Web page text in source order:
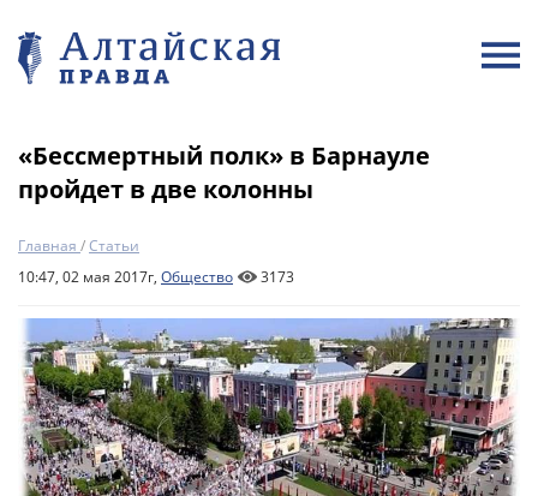
«Бессмертный полк» в Барнауле
пройдет в две колонны
Главная /Статьи
10:47, 02 мая 2017г, Общество 3173